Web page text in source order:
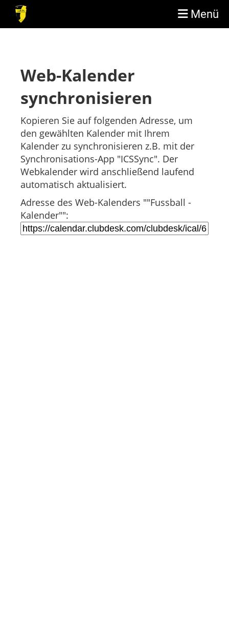
Menü
Web-Kalender
synchronisieren
Kopieren Sie auf folgenden Adresse, um
den gewählten Kalender mit Ihrem
Kalender zu synchronisieren z.B. mit der
Synchronisations-App "ICSSync". Der
Webkalender wird anschließend laufend
automatisch aktualisiert.
Adresse des Web-Kalenders ""Fussball -
Kalender"":